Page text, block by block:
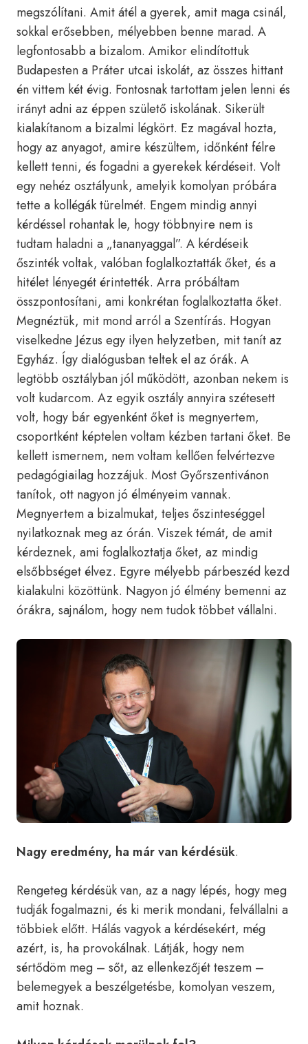
megszólítani. Amit átél a gyerek, amit maga csinál,
sokkal erősebben, mélyebben benne marad. A
legfontosabb a bizalom. Amikor elindítottuk
Budapesten a Práter utcai iskolát, az összes hittant
én vittem két évig. Fontosnak tartottam jelen lenni és
irányt adni az éppen születő iskolának. Sikerült
kialakítanom a bizalmi légkört. Ez magával hozta,
hogy az anyagot, amire készültem, időnként félre
kellett tenni, és fogadni a gyerekek kérdéseit. Volt
egy nehéz osztályunk, amelyik komolyan próbára
tette a kollégák türelmét. Engem mindig annyi
kérdéssel rohantak le, hogy többnyire nem is
tudtam haladni a „tananyaggal”. A kérdéseik
őszinték voltak, valóban foglalkoztatták őket, és a
hitélet lényegét érintették. Arra próbáltam
összpontosítani, ami konkrétan foglalkoztatta őket.
Megnéztük, mit mond arról a Szentírás. Hogyan
viselkedne Jézus egy ilyen helyzetben, mit tanít az
Egyház. Így dialógusban teltek el az órák. A
legtöbb osztályban jól működött, azonban nekem is
volt kudarcom. Az egyik osztály annyira szétesett
volt, hogy bár egyenként őket is megnyertem,
csoportként képtelen voltam kézben tartani őket. Be
kellett ismernem, nem voltam kellően felvértezve
pedagógiailag hozzájuk. Most Győrszentivánon
tanítok, ott nagyon jó élményeim vannak.
Megnyertem a bizalmukat, teljes őszinteséggel
nyilatkoznak meg az órán. Viszek témát, de amit
kérdeznek, ami foglalkoztatja őket, az mindig
elsőbbséget élvez. Egyre mélyebb párbeszéd kezd
kialakulni közöttünk. Nagyon jó élmény bemenni az
órákra, sajnálom, hogy nem tudok többet vállalni.
Nagy eredmény, ha már van kérdésük.
Rengeteg kérdésük van, az a nagy lépés, hogy meg
tudják fogalmazni, és ki merik mondani, felvállalni a
többiek előtt. Hálás vagyok a kérdésekért, még
azért, is, ha provokálnak. Látják, hogy nem
sértődöm meg – sőt, az ellenkezőjét teszem –
belemegyek a beszélgetésbe, komolyan veszem,
amit hoznak.